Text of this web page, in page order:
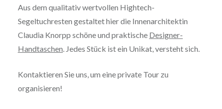
Aus dem qualitativ wertvollen Hightech-
Segeltuchresten gestaltet hier die Innenarchitektin
Claudia Knorpp schöne und praktische Designer-
Handtaschen. Jedes Stück ist ein Unikat, versteht sich.
Kontaktieren Sie uns, um eine private Tour zu
organisieren!